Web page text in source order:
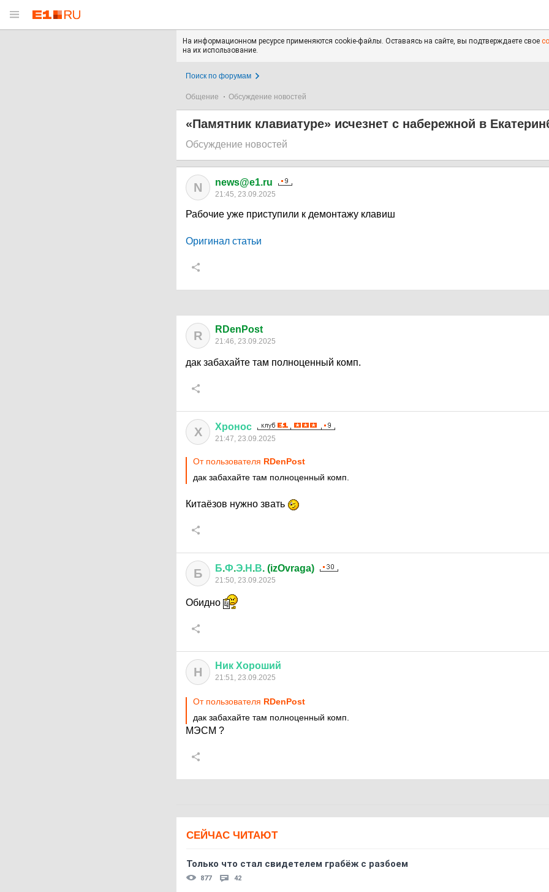
На информационном ресурсе применяются cookie-файлы. Оставаясь на сайте, вы подтверждаете свое
на их использование.
Поиск по форумам
Общение Обсуждение новостей
«Памятник клавиатуре» исчезнет с набережной в
Обсуждение новостей
N news@e1.ru
21:45, 23.09.2025
Рабочие уже приступили к демонтажу клавиш
Оригинал статьи
R RDenPost
21:46, 23.09.2025
дак забахайте там полноценный комп.
Х Хронос
21:47, 23.09.2025
От пользователя RDenPost
дак забахайте там полноценный комп.
Китаёзов нужно звать
Б Б.Ф.Э.Н .В. (izOvraga)
21:50, 23.09.2025
Обидно
Н Ник Хороший
21:51, 23.09.2025
От пользователя RDenPost
дак забахайте там полноценный комп.
МЭСМ ?
СЕЙЧАС ЧИТАЮТ
Только что стал свидетелем грабёж с разбоем
877 42